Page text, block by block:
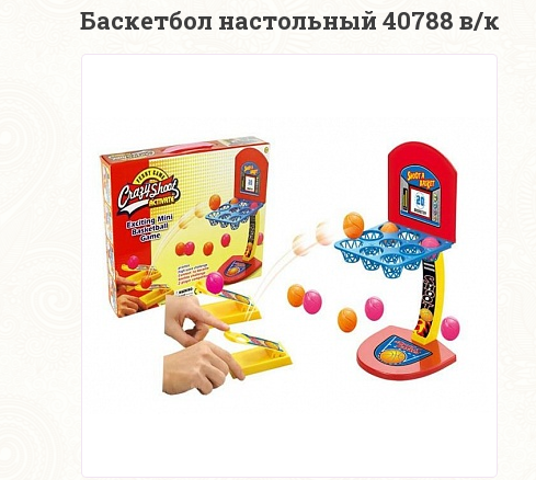
Баскетбол настольный 40788 в/к